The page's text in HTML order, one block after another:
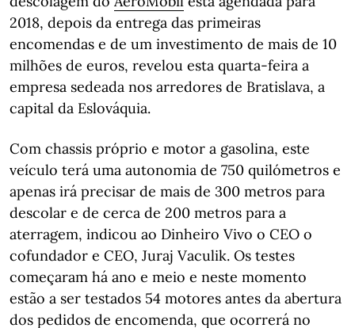
2018, depois da entrega das primeiras
encomendas e de um investimento de mais de 10
milhões de euros, revelou esta quarta-feira a
empresa sedeada nos arredores de Bratislava, a
capital da Eslováquia.
Com chassis próprio e motor a gasolina, este
veículo terá uma autonomia de 750 quilómetros e
apenas irá precisar de mais de 300 metros para
descolar e de cerca de 200 metros para a
aterragem, indicou ao Dinheiro Vivo o CEO o
cofundador e CEO, Juraj Vaculik. Os testes
começaram há ano e meio e neste momento
estão a ser testados 54 motores antes da abertura
dos pedidos de encomenda, que ocorrerá no